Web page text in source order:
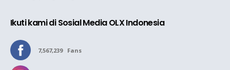
Ikuti kami di Sosial Media OLX Indonesia
7,567,239 Fans